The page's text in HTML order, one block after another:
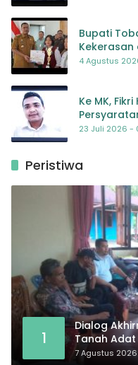
Bupati
Kekerasan
Dorong
4 Agustus
Ke MK,
23 Juli 2026 -
Peristiwa
1
Dialog
Tanah Adat
Nasional
7 Agustus 2026